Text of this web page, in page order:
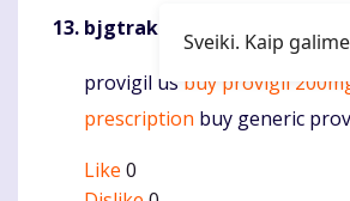
bjgtrakf
Komentaras
provigil us buy provigil
prescription buy generic
Like 0
Sveiki. Kaip